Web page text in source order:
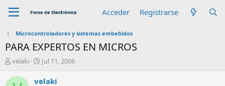
Acceder Registrarse
Microcontroladores y sistemas embebidos
PARA EXPERTOS EN MICROS
A
t
velaki
F
c
Jul 11, 2006
velaki